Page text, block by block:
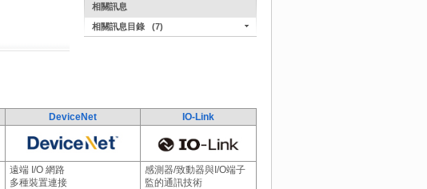
相關訊息
相關訊息目錄 (7)
DeviceNet
IO-Link
遠端 I/O 網路
多種裝置連接
感測器/致動器與I/O端子
監的通訊技術